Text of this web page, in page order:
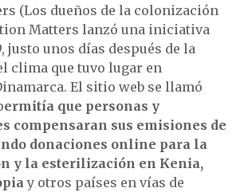
(Los dueños de la colonización
Matters lanzó una iniciativa
justo unos días después de la
clima que tuvo lugar en
El sitio web se llamó
ermitía que personas y
compensaran sus emisiones de
donaciones online para la
y la esterilización en Kenia,
y otros países en vías de